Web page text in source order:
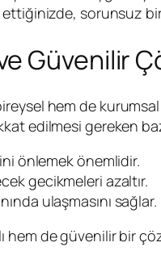
ettiğinizde, sorunsuz
Güvenilir
hem de
edilmesi gereken
önlemek önemlidir.
gecikmeleri azaltır.
ulaşmasını sağlar.
de güvenilir bir